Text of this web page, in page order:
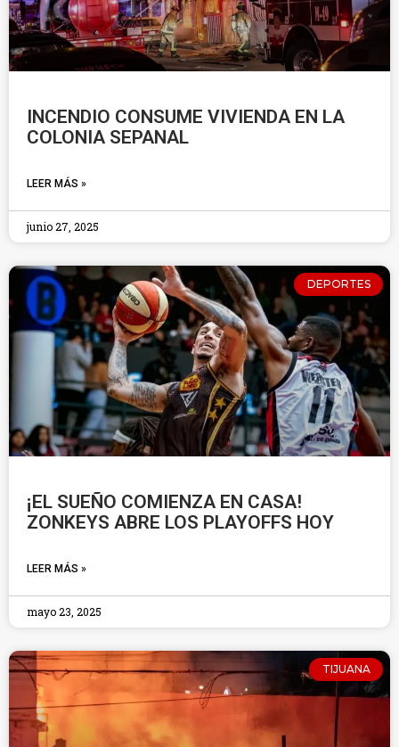
INCENDIO CONSUME VIVIENDA EN LA
COLONIA SEPANAL
LEER MÁS »
junio 27, 2025
DEPORTES
¡EL SUEÑO COMIENZA EN CASA!
ZONKEYS ABRE LOS PLAYOFFS HOY
LEER MÁS »
mayo 23, 2025
TIJUANA